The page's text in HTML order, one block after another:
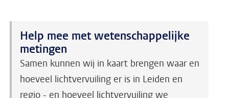
Help mee met wetenschappelijke
metingen
Samen kunnen wij in kaart brengen waar en
hoeveel lichtvervuiling er is in Leiden en
regio - en hoeveel lichtvervuiling we